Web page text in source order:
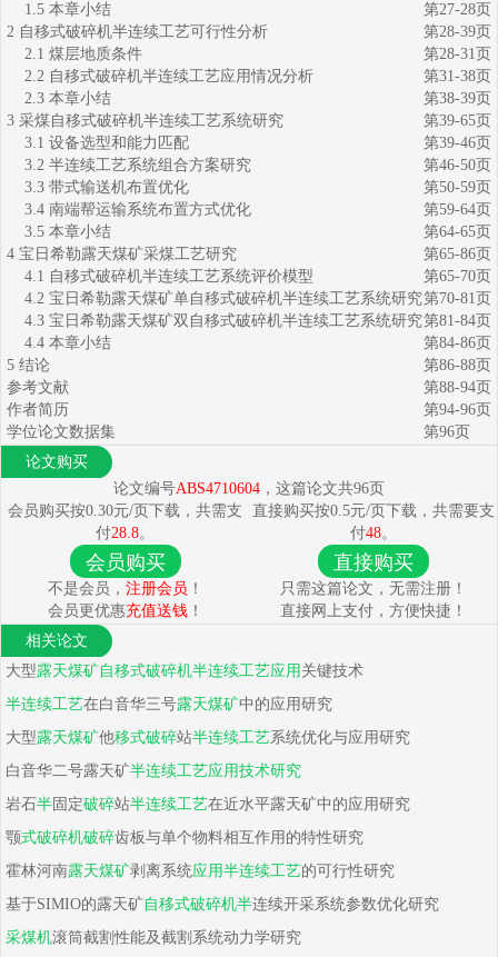
1.5 本章小结
第27-28页
2 自移式破碎机半连续工艺可行性分析
第28-39页
2.1 煤层地质条件
第28-31页
2.2 自移式破碎机半连续工艺应用情况分析
第31-38页
2.3 本章小结
第38-39页
3 采煤自移式破碎机半连续工艺系统研究
第39-65页
3.1 设备选型和能力匹配
第39-46页
3.2 半连续工艺系统组合方案研究
第46-50页
3.3 带式输送机布置优化
第50-59页
3.4 南端帮运输系统布置方式优化
第59-64页
3.5 本章小结
第64-65页
4 宝日希勒露天煤矿采煤工艺研究
第65-86页
4.1 自移式破碎机半连续工艺系统评价模型
第65-70页
4.2 宝日希勒露天煤矿单自移式破碎机半连续工艺系统研究第70-81页
4.3 宝日希勒露天煤矿双自移式破碎机半连续工艺系统研究第81-84页
4.4 本章小结
第84-86页
5 结论
第86-88页
参考文献
第88-94页
作者简历
第94-96页
学位论文数据集
第96页
论文购买
论文编号ABS4710604 ，这篇论文共96页
会员购买按0.30元/页下载，共需支
付28.8。
会员购买
不是会员， 注册会员 ！
会员更优惠充值送钱！
直接购买按0.5元/页下载，共需要支
付48。
直接购买
只需这篇论文，无需注册！
直接网上支付，方便快捷！
相关论文
大型露天煤矿自移式破碎机半连续工艺应用 关键技术
半连续工艺在白音华三号露天煤矿中的应用研究
大型露天煤矿他移式破碎站半连续工艺系统优化与应用研究
白音华二号露天矿半连续工艺应用技术研究
岩石半固定破碎站半连续工艺在近水平露天矿中的应用研究
颚式破碎机破碎齿板与单个物料相互作用的特性研究
霍林河南露天煤矿剥离系统应用半连续工艺的可行性研究
基于SIMIO的露天矿自移式破碎机半连续开采系统参数优化研究
采煤机滚筒截割性能及截割系统动力学研究